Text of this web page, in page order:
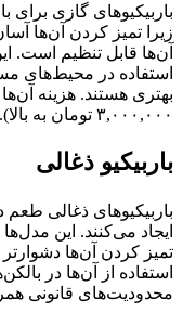
باربیکیوهای گازی
زیرا تمیز کردن آن‌ها
آن‌ها قابل تنظیم است.
استفاده در محیط‌های
بهتری هستند. هزینه
۳,۰۰۰,۰۰۰ تومان به بالا).
باربیکیو ذغالی
باربیکیوهای ذغالی طعم
ایجاد می‌کنند. این
تمیز کردن آن‌ها دشوارتر
استفاده از آن‌ها در
محدودیت‌های قانونی